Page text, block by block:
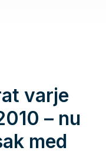
varje
– nu
med